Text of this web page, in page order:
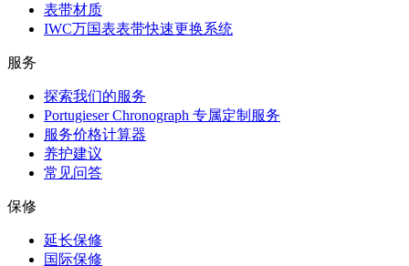
表带材质
IWC万国表表带快速更换系统
服务
探索我们的服务
Portugieser Chronograph 专属定制服务
服务价格计算器
养护建议
常见问答
保修
延长保修
国际保修